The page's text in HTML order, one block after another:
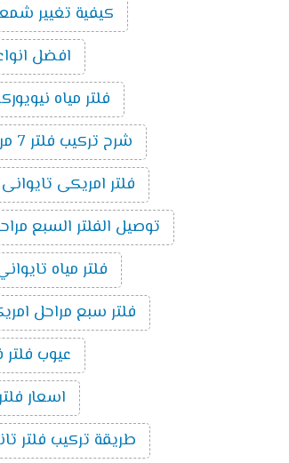
كيفية تغيير شمعات
افضل انواع
فلتر مياه نيويوركر 7 مراحل
شرح تركيب فلتر 7 مراحل
فلتر امريكى تايوانى 7 مراحل
توصيل الفلتر السبع
فلتر مياه تايواني 7
فلتر سبع مراحل
عيوب فلتر
اسعار فلتر
طريقة تركيب فلتر تانك 7